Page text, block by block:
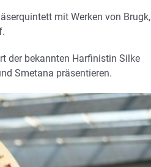
mit Werken von Brugk,
der bekannten Harfinistin Silke
Smetana präsentieren.